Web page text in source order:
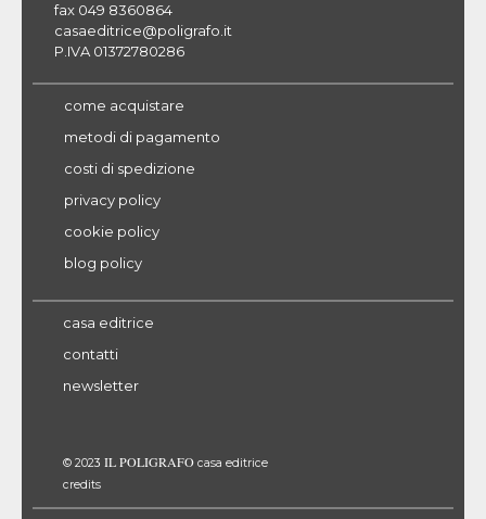
fax 049 8360864
casaeditrice@poligrafo.it
P.IVA 01372780286
come acquistare
metodi di pagamento
costi di spedizione
privacy policy
cookie policy
blog policy
casa editrice
contatti
newsletter
© 2023 IL POLIGRAFO casa editrice
credits